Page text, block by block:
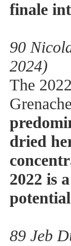
finale
90
2024)
The
dried
2022 is
potential
89 Jeb